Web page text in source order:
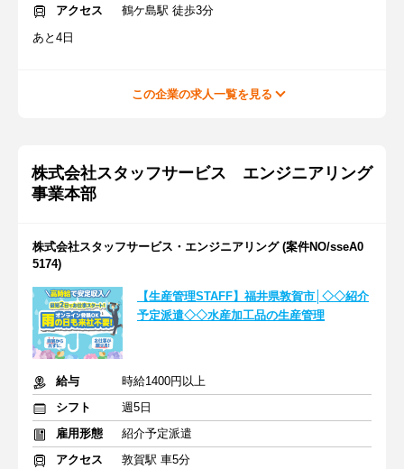
アクセス
鶴ケ島駅 徒歩3分
あと4日
この企業の求人一覧を見る
株式会社スタッフサービス エンジニアリング
事業本部
株式会社スタッフサービス・エンジニアリング (案件NO/sseA0
5174)
【生産管理STAFF】福井県敦賀市│◇◇紹介
予定派遣◇◇水産加工品の生産管理
給与
時給1400円以上
シフト
週5日
雇用形態
紹介予定派遣
アクセス
敦賀駅 車5分